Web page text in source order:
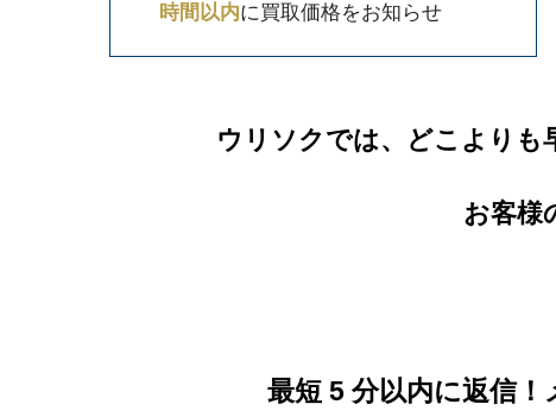
時間以内に買取価格をお知らせ
ウリソクでは、どこよりも
お客様
最短 5 分以内に返信！